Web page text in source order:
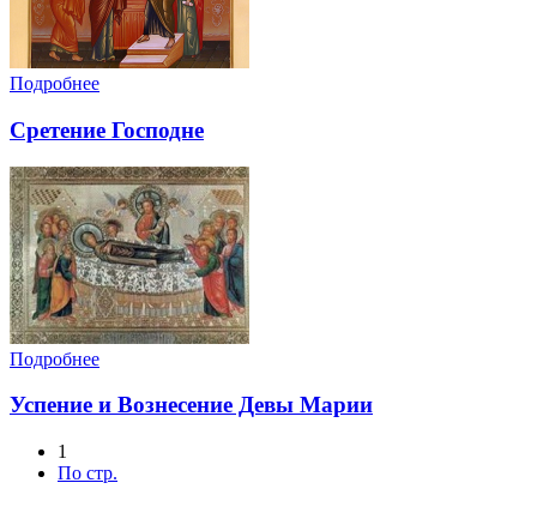
Подробнее
Сретение Господне
Подробнее
Успение и Вознесение Девы Марии
1
По стр.